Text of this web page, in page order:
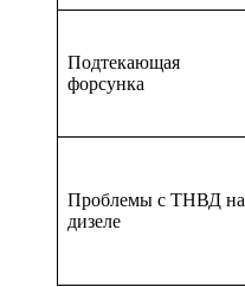
Подтекающая
форсунка
Проблемы с ТНВД на
дизеле